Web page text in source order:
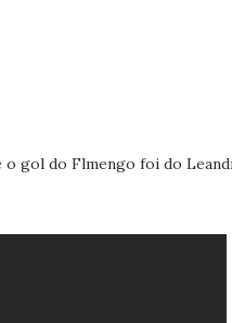
o gol do Flmengo foi do